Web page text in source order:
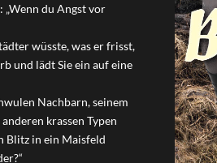
„Wenn du Angst vor
wüsste, was er frisst,
und lädt Sie ein auf eine
Nachbarn, seinem
krassen Typen
Blitz in ein Maisfeld